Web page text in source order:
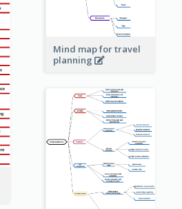
Mind map for travel
planning